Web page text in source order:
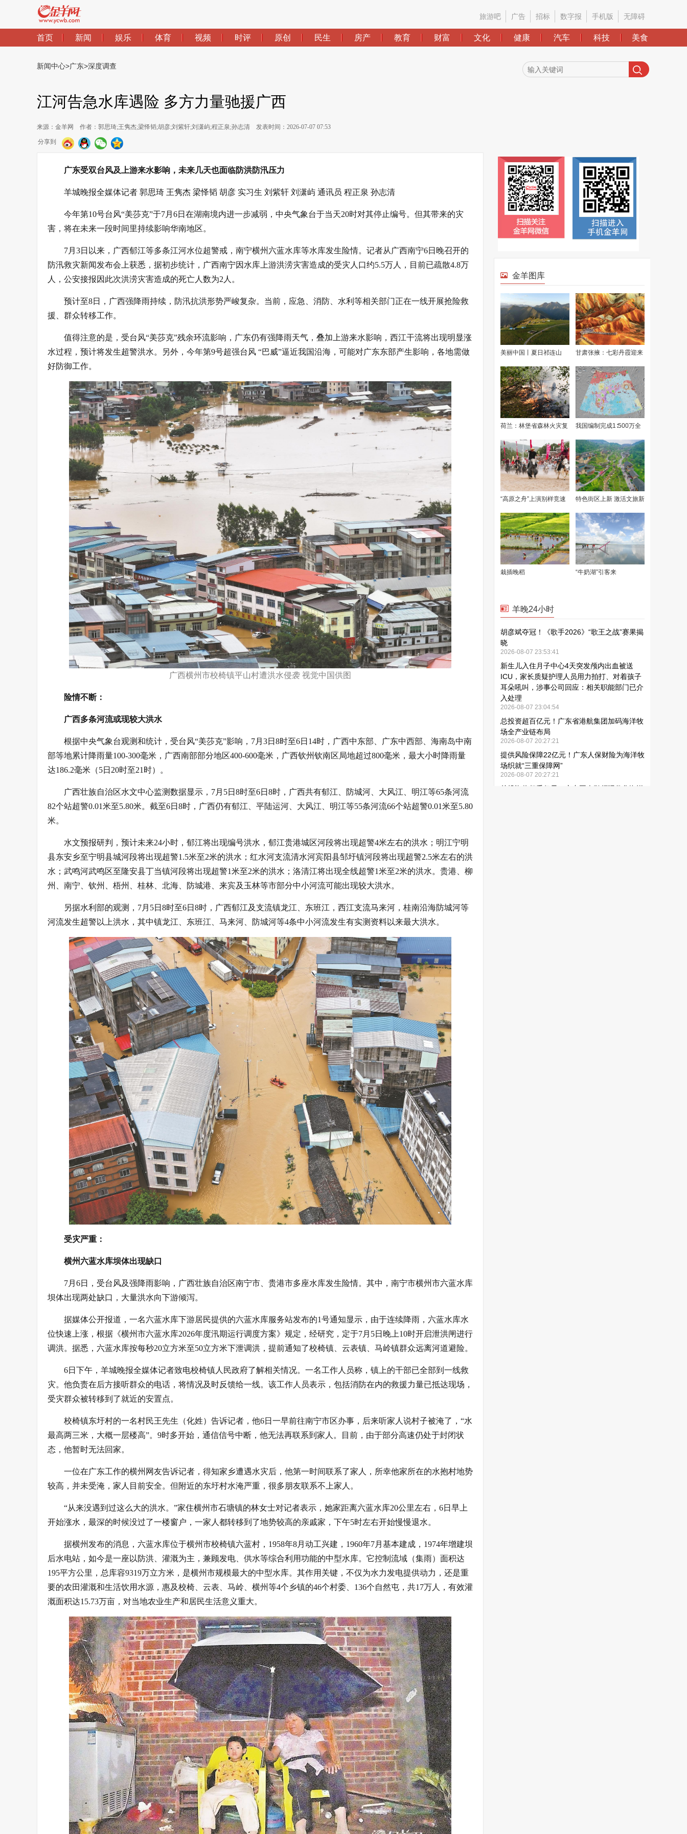
旅游吧 广告 招标 数字报 手机版 无障碍
首页 新闻 娱乐 体育 视频 时评 原创 民生 房产 教育 财富 文化 健康 汽车 科技 美食
新闻中心>广东>深度调查
江河告急水库遇险 多方力量驰援广西
来源：金羊网 作者：郭思琦;王隽杰;梁怿韬;胡彦;刘紫轩;刘潇屿;程正泉;孙志清 发表时间：2026-07-07 07:53
分享到
广东受双台风及上游来水影响，未来几天也面临防洪防汛压力
羊城晚报全媒体记者 郭思琦 王隽杰 梁怿韬 胡彦 实习生 刘紫轩 刘潇屿 通讯员 程正泉 孙志清
今年第10号台风“美莎克”于7月6日在湖南境内进一步减弱，中央气象台于当天20时对其停止编号。但其带来的灾
害，将在未来一段时间里持续影响华南地区。
7月3日以来，广西郁江等多条江河水位超警戒，南宁横州六蓝水库等水库发生险情。记者从广西南宁6日晚召开的
防汛救灾新闻发布会上获悉，据初步统计，广西南宁因水库上游洪涝灾害造成的受灾人口约5.5万人，目前已疏散4.8万
人，公安接报因此次洪涝灾害造成的死亡人数为2人。
预计至8日，广西强降雨持续，防汛抗洪形势严峻复杂。当前，应急、消防、水利等相关部门正在一线开展抢险救
援、群众转移工作。
值得注意的是，受台风“美莎克”残余环流影响，广东仍有强降雨天气，叠加上游来水影响，西江干流将出现明显涨
水过程，预计将发生超警洪水。另外，今年第9号超强台风 “巴威”逼近我国沿海，可能对广东东部产生影响，各地需做
好防御工作。
广西横州市校椅镇平山村遭洪水侵袭 视觉中国供图
险情不断：
广西多条河流或现较大洪水
根据中央气象台观测和统计，受台风“美莎克”影响，7月3日8时至6日14时，广西中东部、广东中西部、海南岛中南
部等地累计降雨量100-300毫米，广西南部部分地区400-600毫米，广西钦州钦南区局地超过800毫米，最大小时降雨量
达186.2毫米（5日20时至21时）。
广西壮族自治区水文中心监测数据显示，7月5日8时至6日8时，广西共有郁江、防城河、大风江、明江等65条河流
82个站超警0.01米至5.80米。截至6日8时，广西仍有郁江、平陆运河、大风江、明江等55条河流66个站超警0.01米至5.80
米。
水文预报研判，预计未来24小时，郁江将出现编号洪水，郁江贵港城区河段将出现超警4米左右的洪水；明江宁明
县东安乡至宁明县城河段将出现超警1.5米至2米的洪水；红水河支流清水河宾阳县邹圩镇河段将出现超警2.5米左右的洪
水；武鸣河武鸣区至隆安县丁当镇河段将出现超警1米至2米的洪水；洛清江将出现全线超警1米至2米的洪水。贵港、柳
州、南宁、钦州、梧州、桂林、北海、防城港、来宾及玉林等市部分中小河流可能出现较大洪水。
另据水利部的观测，7月5日8时至6日8时，广西郁江及支流镇龙江、东班江，西江支流马来河，桂南沿海防城河等
河流发生超警以上洪水，其中镇龙江、东班江、马来河、防城河等4条中小河流发生有实测资料以来最大洪水。
受灾严重：
横州六蓝水库坝体出现缺口
7月6日，受台风及强降雨影响，广西壮族自治区南宁市、贵港市多座水库发生险情。其中，南宁市横州市六蓝水库
坝体出现两处缺口，大量洪水向下游倾泻。
据媒体公开报道，一名六蓝水库下游居民提供的六蓝水库服务站发布的1号通知显示，由于连续降雨，六蓝水库水
位快速上涨，根据《横州市六蓝水库2026年度汛期运行调度方案》规定，经研究，定于7月5日晚上10时开启泄洪闸进行
调洪。据悉，六蓝水库按每秒20立方米至50立方米下泄调洪，提前通知了校椅镇、云表镇、马岭镇群众远离河道避险。
6日下午，羊城晚报全媒体记者致电校椅镇人民政府了解相关情况。一名工作人员称，镇上的干部已全部到一线救
灾。他负责在后方接听群众的电话，将情况及时反馈给一线。该工作人员表示，包括消防在内的救援力量已抵达现场，
受灾群众被转移到了就近的安置点。
校椅镇东圩村的一名村民王先生（化姓）告诉记者，他6日一早前往南宁市区办事，后来听家人说村子被淹了，“水
最高两三米，大概一层楼高”。9时多开始，通信信号中断，他无法再联系到家人。目前，由于部分高速仍处于封闭状
态，他暂时无法回家。
一位在广东工作的横州网友告诉记者，得知家乡遭遇水灾后，他第一时间联系了家人，所幸他家所在的水抱村地势
较高，并未受淹，家人目前安全。但附近的东圩村水淹严重，很多朋友联系不上家人。
“从来没遇到过这么大的洪水。”家住横州市石塘镇的林女士对记者表示，她家距离六蓝水库20公里左右，6日早上
开始涨水，最深的时候没过了一楼窗户，一家人都转移到了地势较高的亲戚家，下午5时左右开始慢慢退水。
据横州发布的消息，六蓝水库位于横州市校椅镇六蓝村，1958年8月动工兴建，1960年7月基本建成，1974年增建坝
后水电站，如今是一座以防洪、灌溉为主，兼顾发电、供水等综合利用功能的中型水库。它控制流域（集雨）面积达
195平方公里，总库容9319万立方米，是横州市规模最大的中型水库。其作用关键，不仅为水力发电提供动力，还是重
要的农田灌溉和生活饮用水源，惠及校椅、云表、马岭、横州等4个乡镇的46个村委、136个自然屯，共17万人，有效灌
溉面积达15.73万亩，对当地农业生产和居民生活意义重大。